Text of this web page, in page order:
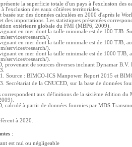
la superficie totale d'un pays à l'exclusion
l'exclusion des eaux côtières territoriales.
sur des données calculées en 2000 d'après le
des importations. Les statistiques présentées
extérieure globale du FMI (MBP6, 2009).
en mer dont la taille minimale est de 100 TJB.
services/research/).
en mer dont la taille minimale est de 100 TJB,
services/research/).
en mer dont la taille minimale est de 1000 TJB,
services/research/).
provenant de sources diverses incluant Dynamar
Source : BIMCO-ICS Manpower Report 2015 et
Secrétariat de la CNUCED, sur la base de données
correspondent aux définitions de la sixième édition
calculé à partir de données fournies par MDS
à 2020.
:
est nul ou négligeable